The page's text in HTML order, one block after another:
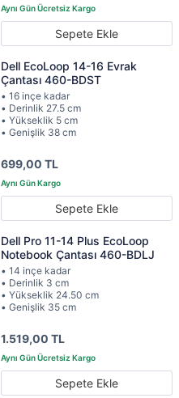
Sepete Ekle
Dell EcoLoop 14-16 Evrak
Çantası 460-BDST
• 16 inçe kadar
• Derinlik 27.5 cm
• Yükseklik 5 cm
• Genişlik 38 cm
699,00 TL
Sepete Ekle
Dell Pro 11-14 Plus EcoLoop
Notebook Çantası 460-BDLJ
• 14 inçe kadar
• Derinlik 3 cm
• Yükseklik 24.50 cm
• Genişlik 35 cm
1.519,00 TL
Sepete Ekle